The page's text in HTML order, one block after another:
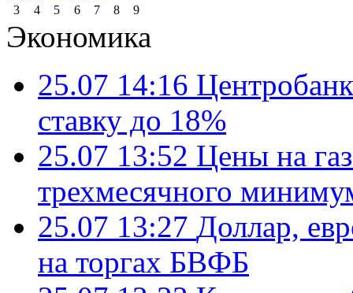
3
4 5 6 7 8 9
Экономика
25.07 14:16
ставку до 18%
25.07 13:52 Цены на
трехмесячного
25.07 13:27 Доллар,
на торгах БВФБ